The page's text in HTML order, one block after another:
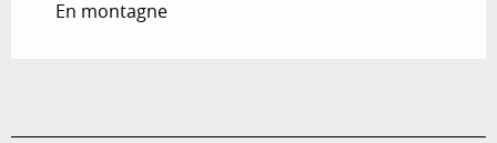
En montagne